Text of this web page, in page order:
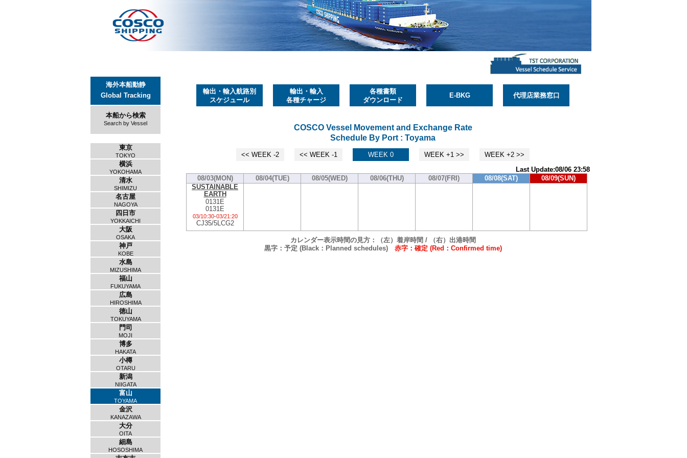
海外本船動静
Global Tracking
本船から検索
Search by Vessel
東京
TOKYO
横浜
YOKOHAMA
清水
SHIMIZU
名古屋
NAGOYA
四日市
YOKKAICHI
大阪
OSAKA
神戸
KOBE
水島
MIZUSHIMA
福山
FUKUYAMA
広島
HIROSHIMA
徳山
TOKUYAMA
門司
MOJI
博多
HAKATA
小樽
OTARU
新潟
NIIGATA
富山
TOYAMA
金沢
KANAZAWA
大分
OITA
細島
HOSOSHIMA
輸出・輸入航路別
スケジュール
輸出・輸入
各種チャージ
各種書類
ダウンロード
E-BKG 代理店業務窓口
COSCO Vessel Movement and Exchange Rate
Schedule By Port : Toyama
<< WEEK -2 << WEEK -1 WEEK 0 WEEK +1 >>
WEEK +2 >>
Last Update:08/06 23:58
08/03(MON)
08/04(TUE) 08/05(WED) 08/06(THU) 08/07(FRI) 08/08(SAT)
08/09(SUN)
SUSTAINABLE
EARTH
0131E
0131E
03/10:30-03/21:20
CJ35/5LCG2
カレンダー表示時間の見方：（左）着岸時間 / （右）出港時間
黒字：予定 (Black：Planned schedules) 赤字：確定 (Red：Confirmed time)